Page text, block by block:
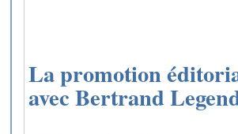
La promotion
avec Bertrand